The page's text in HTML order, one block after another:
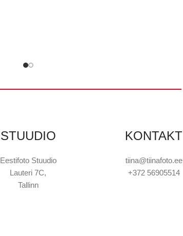
STUUDIO
Eestifoto Stuudio
Lauteri 7C,
Tallinn
KONTAKT
tiina@tiinafoto.ee
+372 56905514